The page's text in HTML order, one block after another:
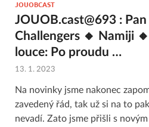
JOUOBCAST
JOUOB.cast@693 :
Challengers 🔸 Namiji
louce: Po proudu …
13. 1. 2023
Na novinky jsme nakonec
zavedený řád, tak už si na to
nevadí. Zato jsme přišli s